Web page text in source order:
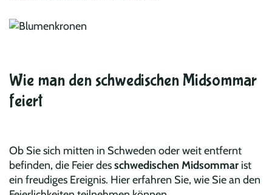
Wie man den schwedischen Midsommar
feiert
Ob Sie sich mitten in Schweden oder weit entfernt
befinden, die Feier desschwedischen Midsommar ist
ein freudiges Ereignis. Hier erfahren Sie, wie Sie an den